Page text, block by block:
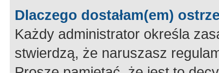
Dlaczego dostałam(em)
Każdy administrator określa
stwierdzą, że naruszasz